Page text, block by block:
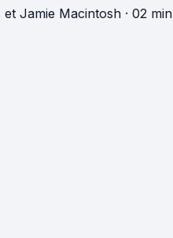
et Jamie Macintosh · 02 min